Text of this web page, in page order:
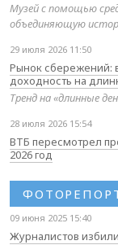
Музей с помощью
объединяющую
29 июля 2026 11:50
Рынок сбережений:
доходность на
Тренд на «длинные
28 июля 2026 15:54
ВТБ пересмотрел
2026 год
09 июня 2025 15:40
Журналистов